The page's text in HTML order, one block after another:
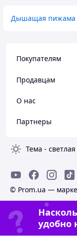
Дышащая пижама
Покупателям
Продавцам
О нас
Партнеры
Тема - светлая
© Prom.ua —
удобно